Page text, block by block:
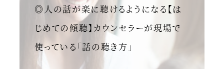
◎人の話が楽に聴けるようになる【は
じめての傾聴】カウンセラーが現場で
使っている「話の聴き方」